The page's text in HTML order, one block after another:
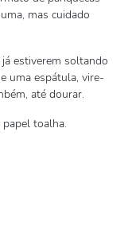
mas cuidado
estiverem soltando
uma espátula, vire-
até dourar.
toalha.